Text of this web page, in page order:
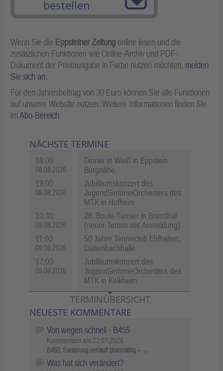
bestellen
Wenn Sie die Eppsteiner Zeitung online lesen und die
zusätzlichen Funktionen wie Online-Archiv und PDF-
Dokument der Printausgabe in Farbe nutzen möchten, melden
Sie sich an.
Für den Jahresbeitrag von 30 Euro können Sie alle Funktionen
auf unserer Website nutzen. Weitere Informationen finden Sie
imAbo-Bereich.
NÄCHSTE TERMINE
18:00
08.08.2026
Dinner in Weiß in Eppstein
Burgnähe
19:00
08.08.2026
Jubiläumskonzert des
JugendSinfonieOrchesters des
MTK in Hofheim
10:30
09.08.2026
28. Boule-Turnier in Bremthal
(neuer Termin mit Anmeldung)
11:00
09.08.2026
50 Jahre Tennisclub Ehlhalten,
Dattenbachhalle
17:00
09.08.2026
Jubiläumskonzert des
JugendSinfonieOrchesters des
MTK in Kelkheim
TERMINÜBERSICHT
NEUESTE KOMMENTARE
Von wegen schnell - B455
Kommentiert am 22.07.2026
B455: Sanierung verläuft planmäßig – …
Was hat sich verändert?